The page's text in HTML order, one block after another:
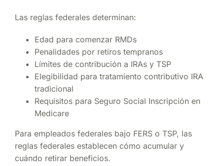
Las reglas federales determinan:
Edad para comenzar RMDs
Penalidades por retiros tempranos
Límites de contribución a IRAs y TSP
Elegibilidad para tratamiento contributivo IRA
tradicional
Requisitos para Seguro Social Inscripción en
Medicare
Para empleados federales bajo FERS o TSP, las
reglas federales establecen cómo acumular y
cuándo retirar beneficios.